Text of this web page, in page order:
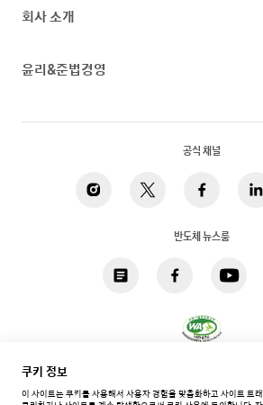
회사 소개
윤리&준법경영
공식 채널
반도체 뉴스룸
쿠키 정보
이 사이트는 쿠키를 사용해서 사용자 경험을 맞춤화하고 사이트 트